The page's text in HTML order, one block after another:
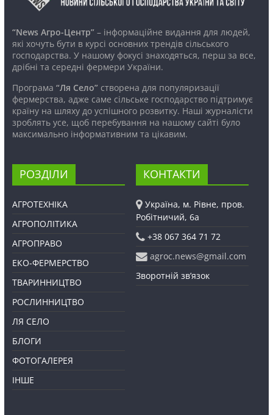
“News Агро-Центр”– інформаційне видання для людей,
які хочуть бути в курсі основних трендів сільського
господарства. У нашому фокусі знаходяться, перш за все,
дрібні та середні фермери України.
Програма “Ля Село”створена для популяризації
фермерства, адже саме сільське господарство підтримує
країну на шляху до успішного розвитку. Наші журналісти
зроблять усе, щоб перебування на нашому сайті було
максимально інформативним та цікавим.
РОЗДІЛИ
АГРОТЕХНІКА
АГРОПОЛІТИКА
АГРОПРАВО
ЕКО-ФЕРМЕРСТВО
ТВАРИННИЦТВО
РОСЛИННИЦТВО
ЛЯ СЕЛО
БЛОГИ
ФОТОГАЛЕРЕЯ
ІНШЕ
КОНТАКТИ
Україна, м. Рівне, пров.
Робітничий, 6а
+38 067 364 71 72
agroc.news@gmail.com
Зворотній зв’язок